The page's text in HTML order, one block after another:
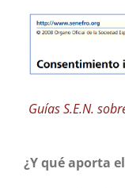
Guías S.E.N.
¿Y qué aporta